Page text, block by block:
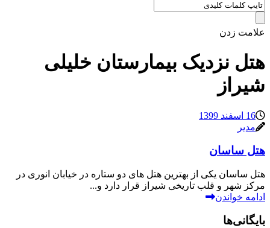
علامت زدن
هتل نزدیک بیمارستان خلیلی
شیراز
16 اسفند 1399
مدیر
هتل ساسان
هتل ساسان یکی از بهترین هتل های دو ستاره در خیابان انوری در
مرکز شهر و قلب تاریخی شیراز قرار دارد و...
ادامه خواندن
بایگانی‌ها